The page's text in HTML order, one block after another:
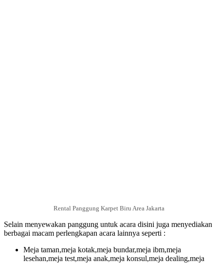
Rental Panggung Karpet Biru Area Jakarta
Selain menyewakan panggung untuk acara disini juga menyediakan
berbagai macam perlengkapan acara lainnya seperti :
Meja taman,meja kotak,meja bundar,meja ibm,meja
lesehan,meja test,meja anak,meja konsul,meja dealing,meja